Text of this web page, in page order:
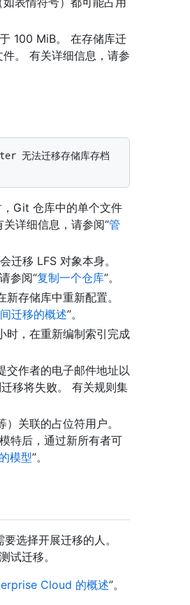
100 MiB。 在存储库迁
。 有关详细信息，请参
Git 仓库中的单个文件
详细信息，请参阅“管
移 LFS 对象本身。
参阅“复制一个仓库”。
存储库中重新配置。
迁移的概述”。
时，在重新编制索引完成
交作者的电子邮件地址以
移将失败。 有关规则集
关联的占位符用户。
特后，通过新所有者可
模型”。
选择开展迁移的人。
试迁移。
Cloud 的概述”。